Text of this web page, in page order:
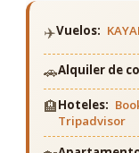
✈️Vuelos:
🚗Alquiler de
🏨Hoteles:
Tripadvisor